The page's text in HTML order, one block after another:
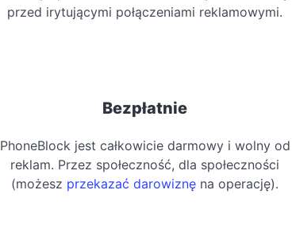
przed irytującymi połączeniami reklamowymi.
Bezpłatnie
PhoneBlock jest całkowicie darmowy i wolny od
reklam. Przez społeczność, dla społeczności
(możesz przekazać darowiznę na operację).